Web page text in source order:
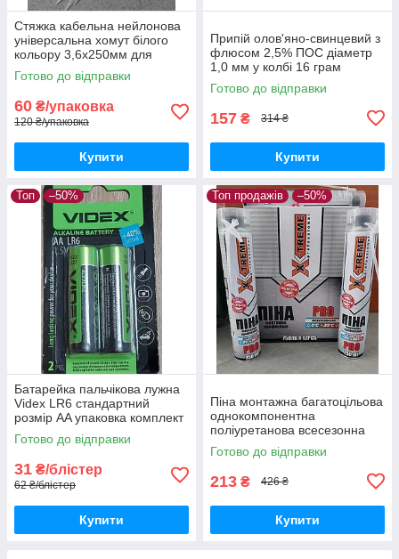
Стяжка кабельна нейлонова
універсальна хомут білого
кольору 3,6х250мм для
фіксації кабелів кріплення до
несучих поверхонь уп100шт
Готово до відправки
60 ₴/упаковка
120 ₴/упаковка
Купити
Припій олов'яно-свинцевий з
флюсом 2,5% ПОС діаметр
1,0 мм у колбі 16 грам
Lemanso LM9115 для
з'єднання деталей за
Готово до відправки
157 ₴ 314 ₴
Купити
Топ –50%
Батарейка пальчікова лужна
Videx LR6 стандартний
розмір AA упаковка комплект
2шт в блістері Alkaline
надійне джерело живлення
Готово до відправки
31 ₴/блістер
62 ₴/блістер
Купити
Топ продажів –50%
Піна монтажна багатоцільова
однокомпонентна
поліуретанова всесезонна
професійна PRO 800 мл X-
Treme
Готово до відправки
213 ₴ 426 ₴
Купити